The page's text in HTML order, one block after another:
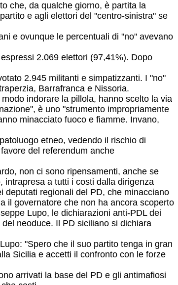
che, da qualche giorno, è partita la
e agli elettori del "centro-sinistra" se
e ovunque le percentuali di "no" avevano
2.069 elettori (97,41%). Dopo
2.945 militanti e simpatizzanti. I "no"
Barrafranca e Nissoria.
indorare la pillola, hanno scelto la via
è uno "strumento impropriamente
minacciato fuoco e fiamme. Invano,
etneo, vedendo il rischio di
del referendum anche
non ci sono ripensamenti, anche se
intrapresa a tutti i costi dalla dirigenza
deputati regionali del PD, che minacciano
il governatore che non ha ancora scoperto
Lupo, le dichiarazioni anti-PDL dei
neoduce. Il PD siciliano si dichiara
"Spero che il suo partito tenga in gran
Sicilia e accetti il confronto con le forze
arrivati la base del PD e gli antimafiosi